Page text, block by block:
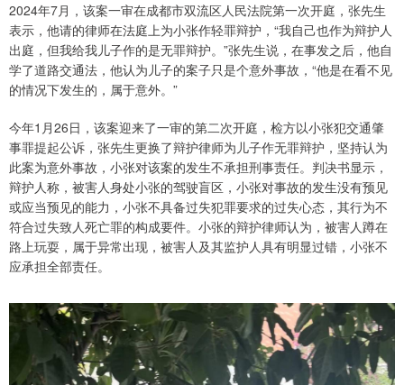
2024年7月，该案一审在成都市双流区人民法院第一次开庭，张先生
表示，他请的律师在法庭上为小张作轻罪辩护，“我自己也作为辩护人
出庭，但我给我儿子作的是无罪辩护。”张先生说，在事发之后，他自
学了道路交通法，他认为儿子的案子只是个意外事故，“他是在看不见
的情况下发生的，属于意外。”
今年1月26日，该案迎来了一审的第二次开庭，检方以小张犯交通肇
事罪提起公诉，张先生更换了辩护律师为儿子作无罪辩护，坚持认为
此案为意外事故，小张对该案的发生不承担刑事责任。判决书显示，
辩护人称，被害人身处小张的驾驶盲区，小张对事故的发生没有预见
或应当预见的能力，小张不具备过失犯罪要求的过失心态，其行为不
符合过失致人死亡罪的构成要件。小张的辩护律师认为，被害人蹲在
路上玩耍，属于异常出现，被害人及其监护人具有明显过错，小张不
应承担全部责任。